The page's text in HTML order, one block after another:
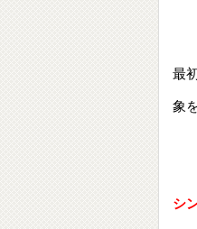
最
象
シ